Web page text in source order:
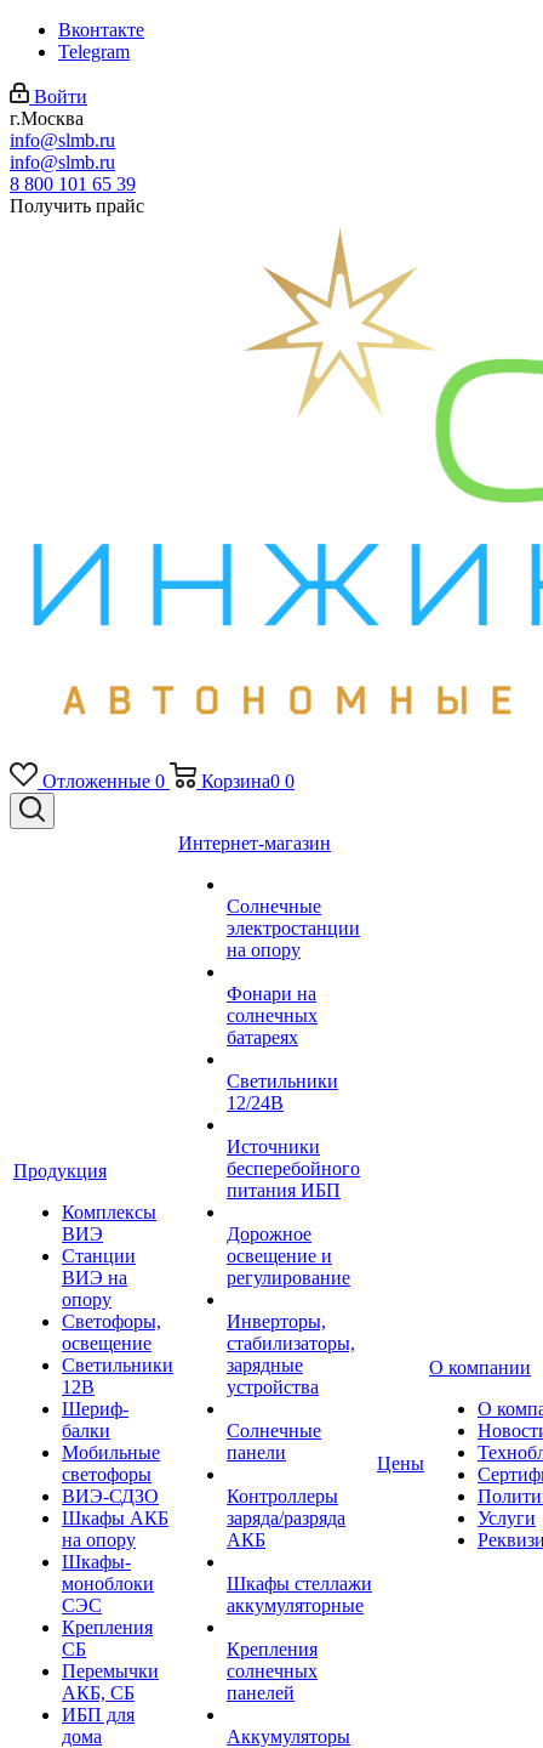
Вконтакте
Telegram
Войти
г.Москва
info@slmb.ru
info@slmb.ru
8 800 101 65 39
Получить прайс
Отложенные 0 Корзина0 0
Продукция
Комплексы
ВИЭ
Станции
ВИЭ на
опору
Светофоры,
освещение
Светильники
12В
Шериф-
балки
Мобильные
светофоры
ВИЭ-СДЗО
Шкафы АКБ
на опору
Шкафы-
моноблоки
СЭС
Крепления
СБ
Перемычки
АКБ, СБ
ИБП для
дома
Интернет-магазин
Солнечные
электростанции
на опору
Фонари на
солнечных
батареях
Светильники
12/24В
Источники
бесперебойного
питания ИБП
Дорожное
освещение и
регулирование
Инверторы,
стабилизаторы,
зарядные
устройства
Солнечные
панели
Контроллеры
заряда/разряда
АКБ
Шкафы стеллажи
аккумуляторные
Крепления
солнечных
панелей
Аккумуляторы
Цены
О компании
О
Услуги